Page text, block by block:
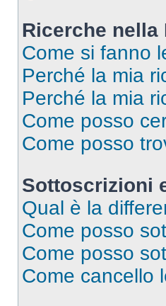
Ricerche nella
Come si fanno
Perché la mia
Perché la mia
Come posso
Come posso
Sottoscrizioni
Qual è la
Come posso
Come posso
Come cancello